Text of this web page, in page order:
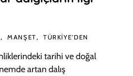
MANŞET TÜRKIYE'DEN
tarihi ve doğal
artan dalış